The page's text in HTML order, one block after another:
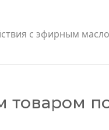
с эфирным
товаром